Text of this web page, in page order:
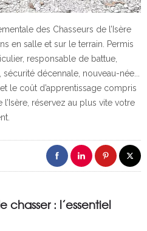
des Chasseurs de l’Isère
en salle et sur le terrain. Permis
responsable de battue,
décennale, nouveau-née...
le coût d’apprentissage compris
réservez au plus vite votre
chasser : l’essentiel